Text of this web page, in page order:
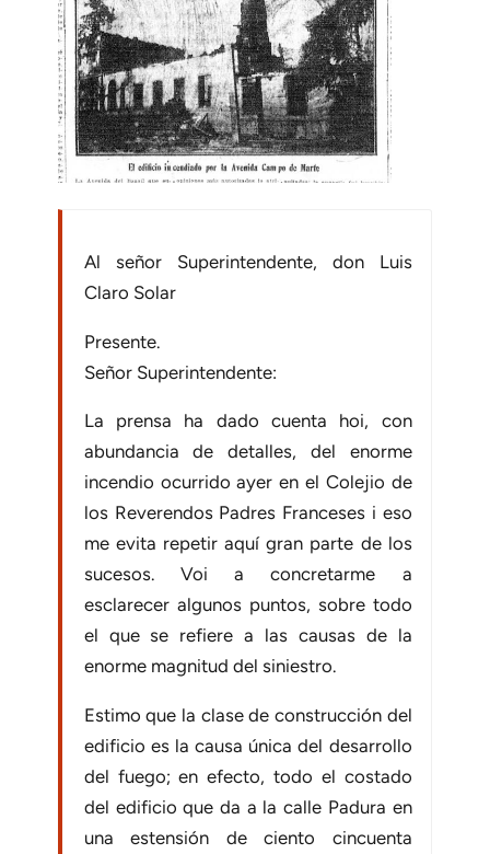
Al señor Superintendente, don Luis
Claro Solar
Presente.
Señor Superintendente:
La prensa ha dado cuenta hoi, con
abundancia de detalles, del enorme
incendio ocurrido ayer en el Colejio de
los Reverendos Padres Franceses i eso
me evita repetir aquí gran parte de los
sucesos. Voi a concretarme a
esclarecer algunos puntos, sobre todo
el que se refiere a las causas de la
enorme magnitud del siniestro.
Estimo que la clase de construcción del
edificio es la causa única del desarrollo
del fuego; en efecto, todo el costado
del edificio que da a la calle Padura en
una estensión de ciento cincuenta